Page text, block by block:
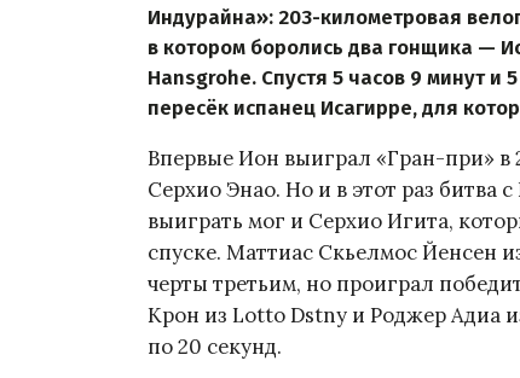
Индурайна»: 203-километровая
в котором боролись два гонщика —
Hansgrohe. Спустя 5 часов 9 минут
пересёк испанец Исагирре, для
Впервые Ион выиграл «Гран-при» в
Серхио Энао. Но и в этот раз битва
выиграть мог и Серхио Игита,
спуске. Маттиас Скьелмос Йенсен
черты третьим, но проиграл
Крон из Lotto Dstny и Роджер Адиа
по 20 секунд.